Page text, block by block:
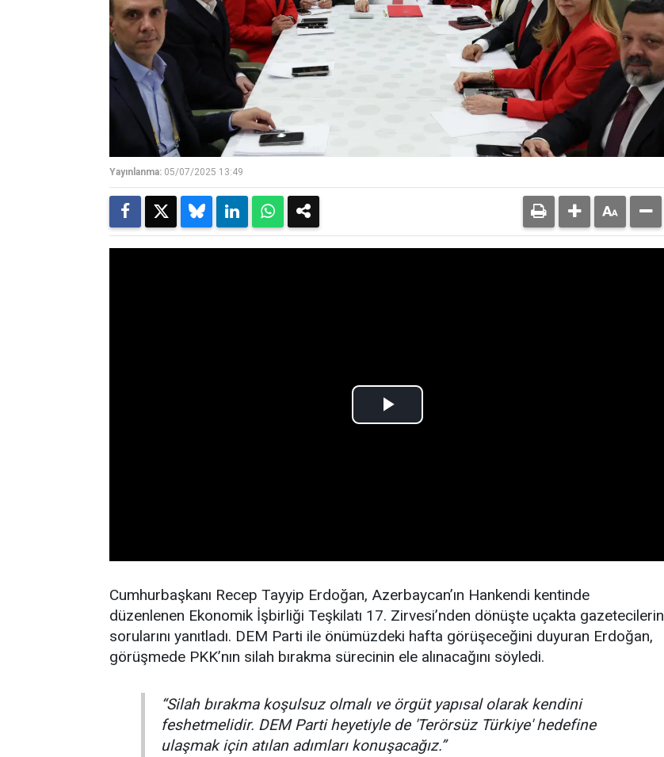
Yayınlanma: 05/07/2025 13:49
Cumhurbaşkanı Recep Tayyip Erdoğan, Azerbaycan’ın Hankendi kentinde
düzenlenen Ekonomik İşbirliği Teşkilatı 17. Zirvesi’nden dönüşte uçakta gazetecilerin
sorularını yanıtladı. DEM Parti ile önümüzdeki hafta görüşeceğini duyuran Erdoğan,
görüşmede PKK’nın silah bırakma sürecinin ele alınacağını söyledi.
“Silah bırakma koşulsuz olmalı ve örgüt yapısal olarak kendini
feshetmelidir. DEM Parti heyetiyle de 'Terörsüz Türkiye' hedefine
ulaşmak için atılan adımları konuşacağız.”